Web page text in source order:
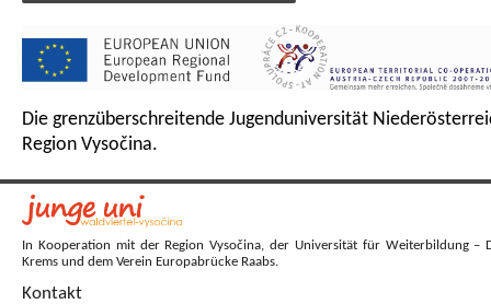
Die grenzüberschreitende Jugenduniversität
Region Vysočina.
In Kooperation mit der Region Vysočina, der Universität für Weiterbildung –
Krems und dem Verein Europabrücke Raabs.
Kontakt